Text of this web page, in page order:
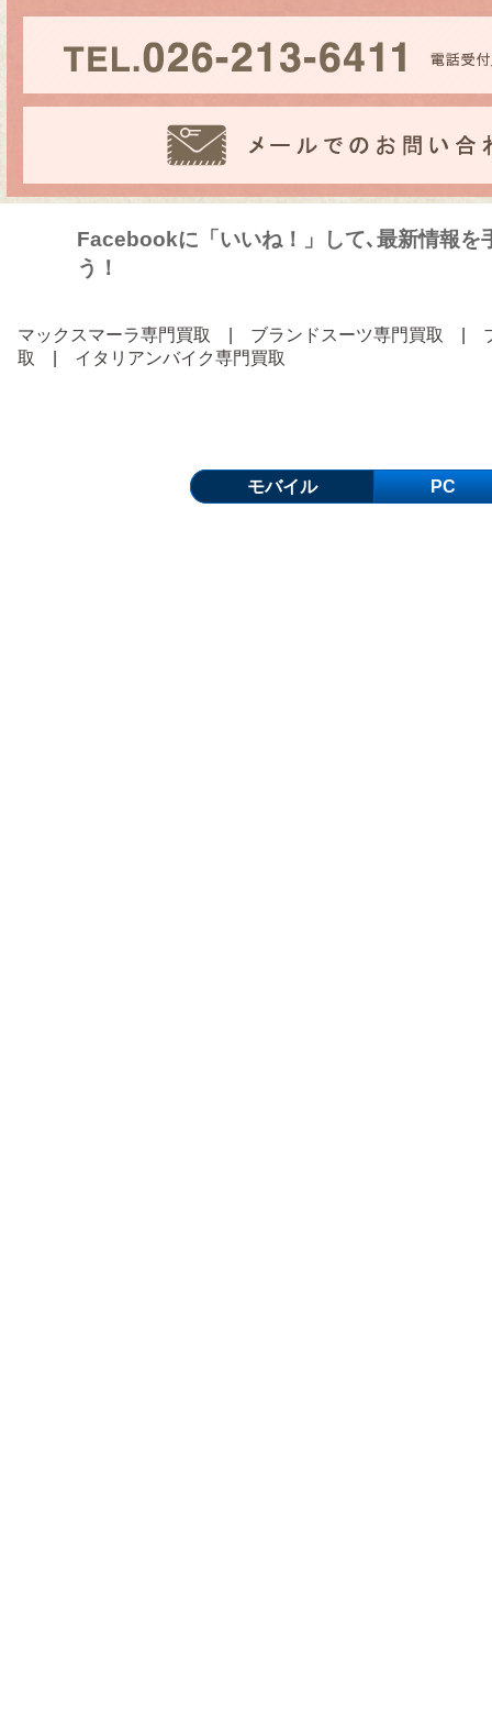
Facebookに「いいね！」して､最新情報を
う！
マックスマーラ専門買取 ブランドスーツ専門買取
取
イタリアンバイク専門買取
モバイル PC